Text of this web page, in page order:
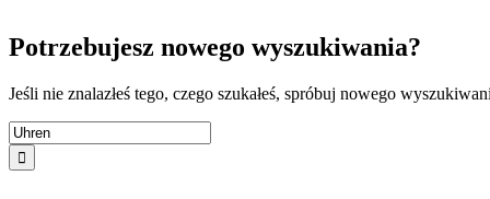
do
treści
Potrzebujesz nowego wyszukiwania?
Jeśli nie znalazłeś tego, czego szukałeś, spróbuj nowego
Wyszukaj: